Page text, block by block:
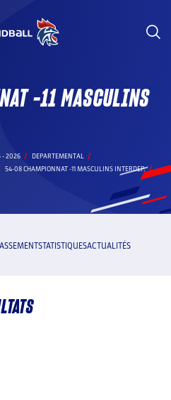
-11 MASCULINS
- 2026
DEPARTEMENTAL
54-08 CHAMPIONNAT -11 MASCULINS INTERDEP.
STATISTIQUESACTUALITÉS